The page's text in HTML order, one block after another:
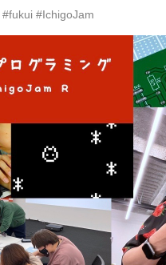
#fukui #IchigoJam